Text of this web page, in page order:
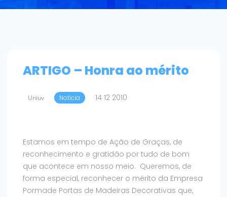
ARTIGO – Honra ao mérito
Uniuv Notícia 14 12 2010
Estamos em tempo de Ação de Graças, de
reconhecimento e gratidão por tudo de bom
que acontece em nosso meio. Queremos, de
forma especial, reconhecer o mérito da Empresa
Pormade Portas de Madeiras Decorativas que,